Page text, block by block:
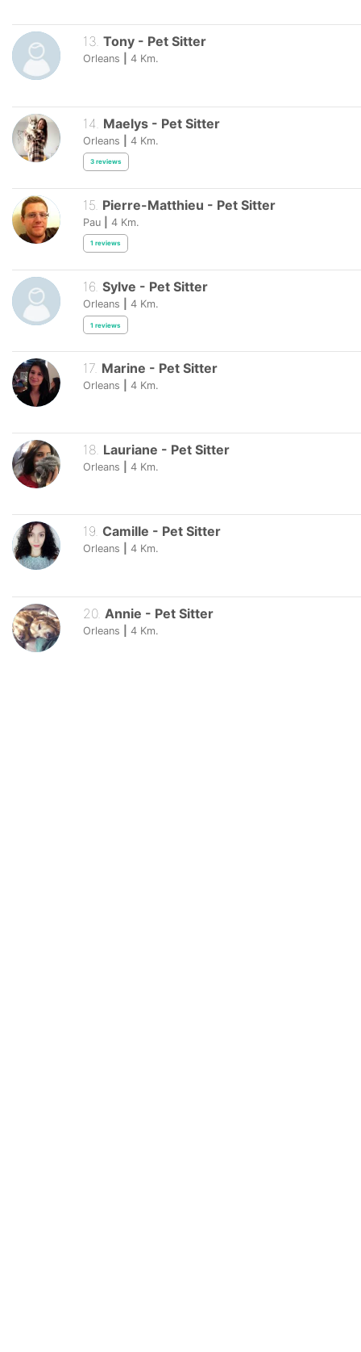
13. Tony - Pet Sitter
Orleans 4 Km.
14 Maelys - Pet Sitter
Orleans 4 Km.
3 reviews
15 Pierre-Matthieu - Pet Sitter
Pau 4 Km.
1 reviews
16 Sylve - Pet Sitter
Orleans 4 Km.
1 reviews
17. Marine - Pet Sitter
Orleans 4 Km.
18. Lauriane - Pet Sitter
Orleans 4 Km.
19. Camille - Pet Sitter
Orleans 4 Km.
20. Annie - Pet Sitter
Orleans 4 Km.